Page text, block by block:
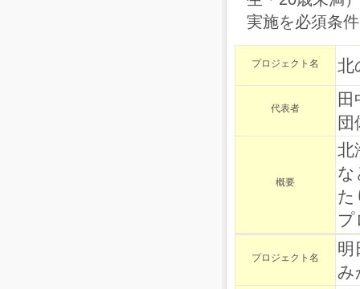
実施を必須条
プロジェクト名 北
代表者
概要
北
な
た
プ
プロジェクト名
明
み